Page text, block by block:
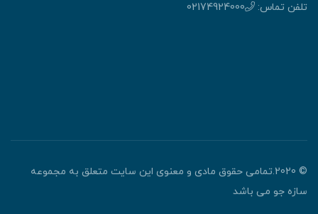
تلفن تماس: 02174924000
© 2020.تمامی حقوق مادی و معنوی این سایت متعلق به مجموعه
سازه جو می باشد